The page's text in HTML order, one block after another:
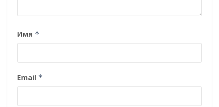
Имя *
Email *